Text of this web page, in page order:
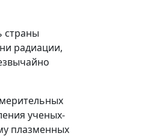
страны
радиации,
ученых-
плазменных